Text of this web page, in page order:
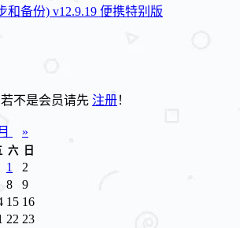
和备份) v12.9.19 便携特别版
不是会员请先 注册！
»
六 日
1
2
8
9
15 16
22 23